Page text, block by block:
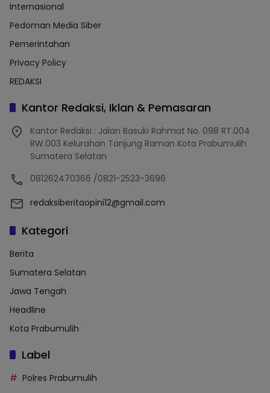
Internasional
Pedoman Media Siber
Pemerintahan
Privacy Policy
REDAKSI
Kantor Redaksi, Iklan & Pemasaran
Kantor Redaksi : Jalan Basuki Rahmat No. 098 RT.004
RW.003 Kelurahan Tanjung Raman Kota Prabumulih
Sumatera Selatan
081262470366 /0821-2523-3696
redaksiberitaopini12@gmail.com
Kategori
Berita
Sumatera Selatan
Jawa Tengah
Headline
Kota Prabumulih
Label
Polres Prabumulih